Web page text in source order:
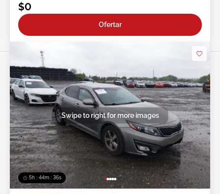
$0
Ofertar
5h : 44m : 34s
Swipe to right for more images